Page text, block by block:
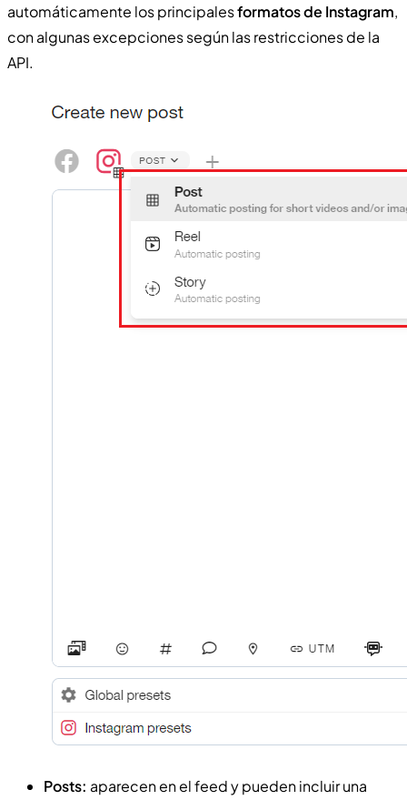
automáticamente los principalesformatos de Instagram,
con algunas excepciones según las restricciones de la
API.
Posts: aparecen en el feed y pueden incluir una